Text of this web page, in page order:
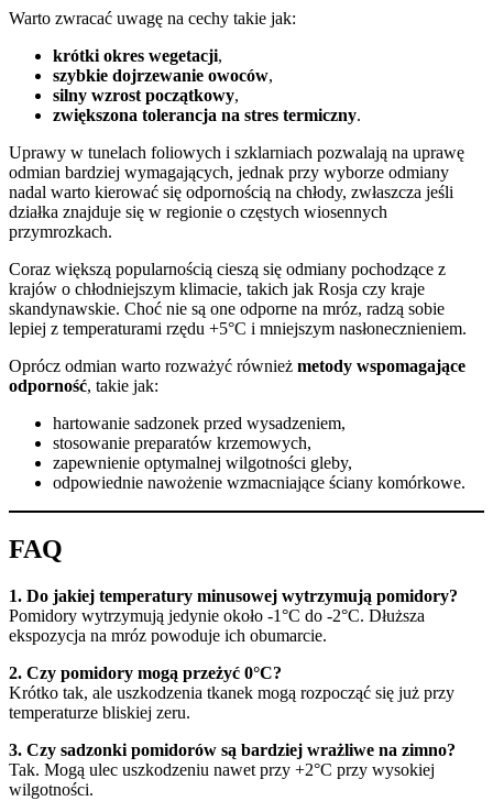
Warto zwracać uwagę na cechy takie jak:
krótki okres wegetacji,
szybkie dojrzewanie owoców,
silny wzrost początkowy,
zwiększona tolerancja na stres termiczny.
Uprawy w tunelach foliowych i szklarniach pozwalają na uprawę
odmian bardziej wymagających, jednak przy wyborze odmiany
nadal warto kierować się odpornością na chłody, zwłaszcza jeśli
działka znajduje się w regionie o częstych wiosennych
przymrozkach.
Coraz większą popularnością cieszą się odmiany pochodzące z
krajów o chłodniejszym klimacie, takich jak Rosja czy kraje
skandynawskie. Choć nie są one odporne na mróz, radzą sobie
lepiej z temperaturami rzędu +5°C i mniejszym nasłonecznieniem.
Oprócz odmian warto rozważyć również metody wspomagające
odporność, takie jak:
hartowanie sadzonek przed wysadzeniem,
stosowanie preparatów krzemowych,
zapewnienie optymalnej wilgotności gleby,
odpowiednie nawożenie wzmacniające ściany komórkowe.
FAQ
1. Do jakiej temperatury minusowej wytrzymują pomidory?
Pomidory wytrzymują jedynie około -1°C do -2°C. Dłuższa
ekspozycja na mróz powoduje ich obumarcie.
2. Czy pomidory mogą przeżyć 0°C?
Krótko tak, ale uszkodzenia tkanek mogą rozpocząć się już przy
temperaturze bliskiej zeru.
3. Czy sadzonki pomidorów są bardziej wrażliwe na zimno?
Tak. Mogą ulec uszkodzeniu nawet przy +2°C przy wysokiej
wilgotności.